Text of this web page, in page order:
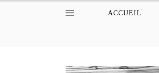
ACCUEIL